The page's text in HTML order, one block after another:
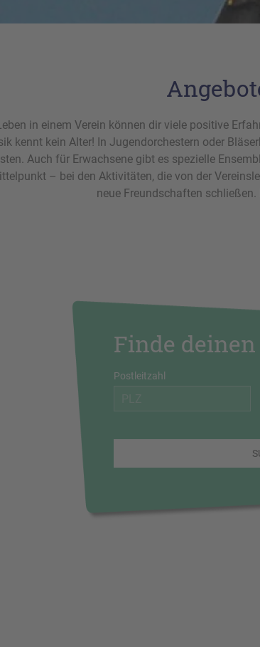
in einem Verein können dir viele positive
kennt kein Alter! In Jugendorchestern oder
Auch für Erwachsene gibt es spezielle
– bei den Aktivitäten, die von der
neue Freundschaften
Finde
Postleitzahl